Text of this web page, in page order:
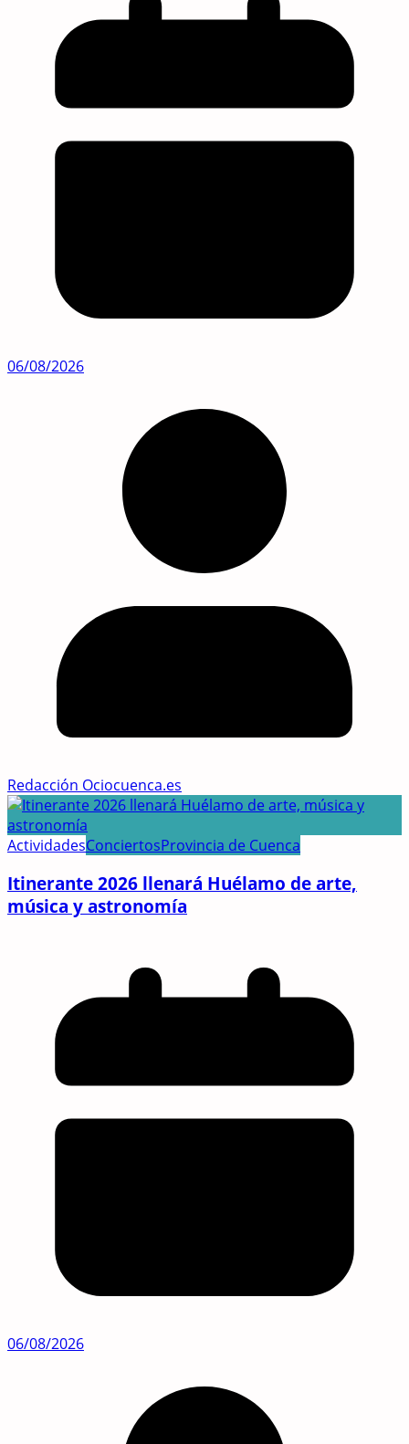
06/08/2026
Redacción Ociocuenca.es
ActividadesConciertosProvincia de Cuenca
Itinerante 2026 llenará Huélamo de arte,
música y astronomía
06/08/2026